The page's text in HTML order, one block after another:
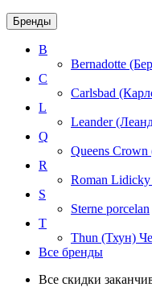
Бренды
B
Bernadotte
C
Carlsbad
L
Leander
Q
Queens
R
Roman
S
Sterne porcelan
T
Thun (Тхун)
Все бренды
Все скидки